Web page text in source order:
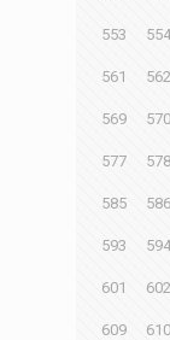
553 554
561 562
569 570
577 578
585 586
593 594
601 602
609 610